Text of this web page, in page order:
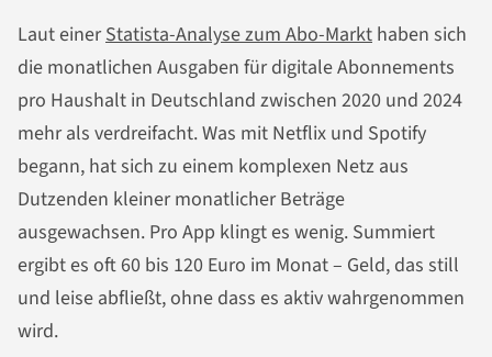
Laut einerStatista-Analyse zum Abo-Markt haben sich
die monatlichen Ausgaben für digitale Abonnements
pro Haushalt in Deutschland zwischen 2020 und 2024
mehr als verdreifacht. Was mit Netflix und Spotify
begann, hat sich zu einem komplexen Netz aus
Dutzenden kleiner monatlicher Beträge
ausgewachsen. Pro App klingt es wenig. Summiert
ergibt es oft 60 bis 120 Euro im Monat – Geld, das still
und leise abfließt, ohne dass es aktiv wahrgenommen
wird.